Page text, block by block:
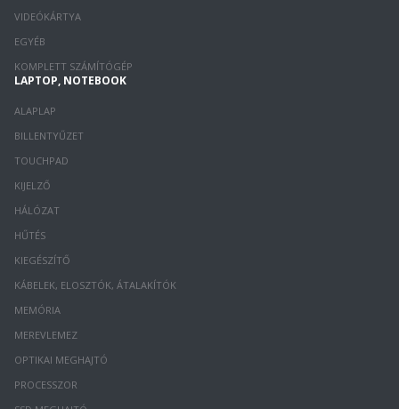
VIDEÓKÁRTYA
EGYÉB
KOMPLETT SZÁMÍTÓGÉP
LAPTOP, NOTEBOOK
ALAPLAP
BILLENTYŰZET
TOUCHPAD
KIJELZŐ
HÁLÓZAT
HŰTÉS
KIEGÉSZÍTŐ
KÁBELEK, ELOSZTÓK, ÁTALAKÍTÓK
MEMÓRIA
MEREVLEMEZ
OPTIKAI MEGHAJTÓ
PROCESSZOR